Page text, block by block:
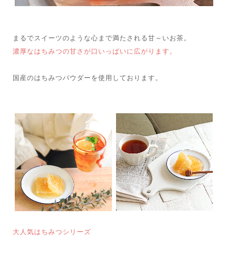
まるでスイーツのような心まで満たされる甘～いお茶。
濃厚なはちみつの甘さが口いっぱいに広がります。
国産のはちみつパウダーを使用しております。
大人気はちみつシリーズ